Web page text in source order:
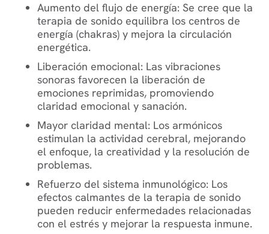
Aumento del flujo de energía: Se cree que la
terapia de sonido equilibra los centros de
energía (chakras) y mejora la circulación
energética.
Liberación emocional: Las vibraciones
sonoras favorecen la liberación de
emociones reprimidas, promoviendo
claridad emocional y sanación.
Mayor claridad mental: Los armónicos
estimulan la actividad cerebral, mejorando
el enfoque, la creatividad y la resolución de
problemas.
Refuerzo del sistema inmunológico: Los
efectos calmantes de la terapia de sonido
pueden reducir enfermedades relacionadas
con el estrés y mejorar la respuesta inmune.